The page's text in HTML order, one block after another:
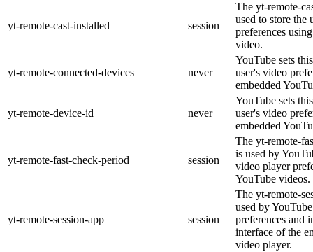
yt-remote-cast-installed session
The yt-remote-
used to store the
preferences
video.
yt-remote-connected-devices never
YouTube sets
user's video
embedded
yt-remote-device-id never
YouTube sets
user's video
embedded
yt-remote-fast-check-period session
The yt-remote-
is used by
video player
YouTube videos.
yt-remote-session-app session
The yt-remote-
used by
preferences and
interface of the
video player.